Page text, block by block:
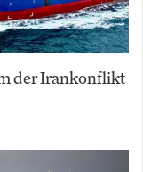
der Irankonflikt